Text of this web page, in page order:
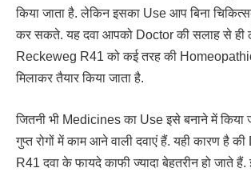
किया जाता है. लेकिन इसका Use आप बिना
कर सकते. यह दवा आपको Doctor की सलाह से ही
Reckeweg R41 को कई तरह की
मिलाकर तैयार किया जाता है.
जितनी भी Medicines का Use इसे बनाने में किया
गुप्त रोगों में काम आने वाली दवाएं हैं. यही कारण है
R41 दवा के फायदे काफी ज्यादा बेहतरीन हो जाते हैं.